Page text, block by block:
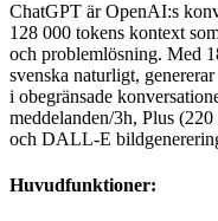
ChatGPT är OpenAI:s
128 000 tokens kontext
och problemlösning. Med
svenska naturligt,
i obegränsade
meddelanden/3h, Plus
och DALL-E
Huvudfunktioner: